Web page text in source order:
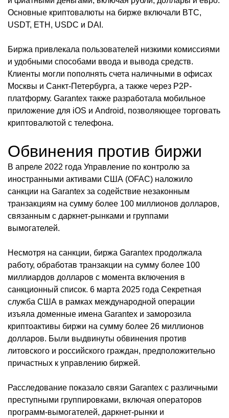
Основные криптовалюты на бирже включали BTC,
USDT, ETH, USDC и DAI.
Биржа привлекала пользователей низкими комиссиями
и удобными способами ввода и вывода средств.
Клиенты могли пополнять счета наличными в офисах
Москвы и Санкт-Петербурга, а также через P2P-
платформу. Garantex также разработала мобильное
приложение для iOS и Android, позволяющее торговать
криптовалютой с телефона.
Обвинения против биржи
В апреле 2022 года Управление по контролю за
иностранными активами США (OFAC) наложило
санкции на Garantex за содействие незаконным
транзакциям на сумму более 100 миллионов долларов,
связанным с даркнет-рынками и группами
вымогателей.
Несмотря на санкции, биржа Garantex продолжала
работу, обработав транзакции на сумму более 100
миллиардов долларов с момента включения в
санкционный список. 6 марта 2025 года Секретная
служба США в рамках международной операции
изъяла доменные имена Garantex и заморозила
криптоактивы биржи на сумму более 26 миллионов
долларов. Были выдвинуты обвинения против
литовского и российского граждан, предположительно
причастных к управлению биржей.
Расследование показало связи Garantex с различными
преступными группировками, включая операторов
программ-вымогателей, даркнет-рынки и